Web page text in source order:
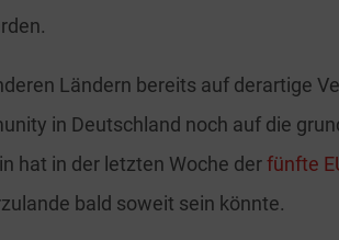
Ländern bereits auf derartige
in Deutschland noch auf die
hat in der letzten Woche derfünfte
bald soweit sein könnte.